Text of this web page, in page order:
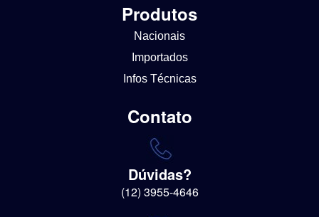
Produtos
Nacionais
Importados
Infos Técnicas
Contato
Dúvidas?
(12) 3955-4646